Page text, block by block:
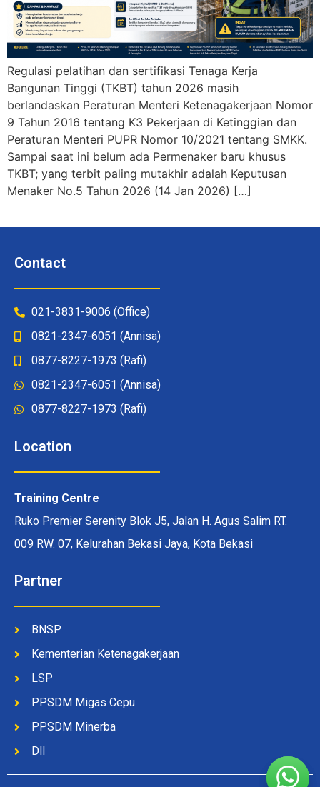
Regulasi pelatihan dan sertifikasi Tenaga Kerja
Bangunan Tinggi (TKBT) tahun 2026 masih
berlandaskan Peraturan Menteri Ketenagakerjaan Nomor
9 Tahun 2016 tentang K3 Pekerjaan di Ketinggian dan
Peraturan Menteri PUPR Nomor 10/2021 tentang SMKK.
Sampai saat ini belum ada Permenaker baru khusus
TKBT; yang terbit paling mutakhir adalah Keputusan
Menaker No.5 Tahun 2026 (14 Jan 2026) […]
Contact
021-3831-9006 (Office)
0821-2347-6051 (Annisa)
0877-8227-1973 (Rafi)
0821-2347-6051 (Annisa)
0877-8227-1973 (Rafi)
Location
Training Centre
Ruko Premier Serenity Blok J5, Jalan H. Agus Salim RT.
009 RW. 07, Kelurahan Bekasi Jaya, Kota Bekasi
Partner
BNSP
Kementerian Ketenagakerjaan
LSP
PPSDM Migas Cepu
PPSDM Minerba
Dll